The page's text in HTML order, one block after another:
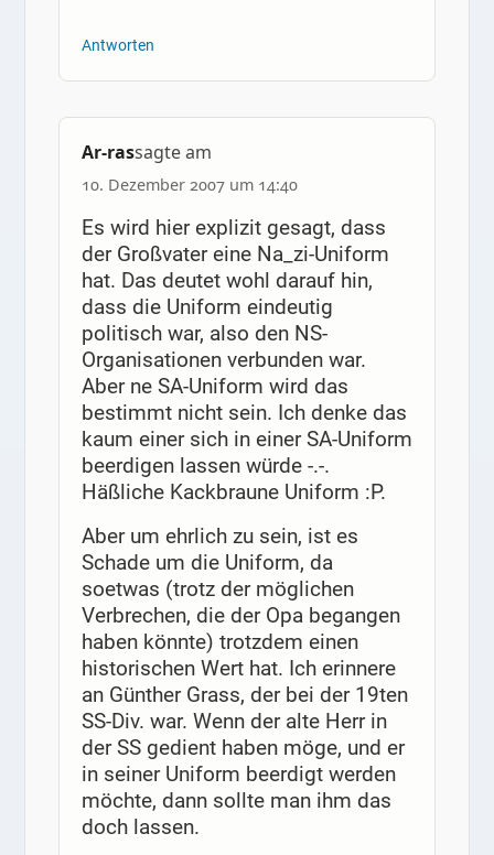
Antworten
Ar-rassagte am
10. Dezember 2007 um 14:40
Es wird hier explizit gesagt, dass
der Großvater eine Na_zi-Uniform
hat. Das deutet wohl darauf hin,
dass die Uniform eindeutig
politisch war, also den NS-
Organisationen verbunden war.
Aber ne SA-Uniform wird das
bestimmt nicht sein. Ich denke das
kaum einer sich in einer SA-Uniform
beerdigen lassen würde -.-.
Häßliche Kackbraune Uniform :P.
Aber um ehrlich zu sein, ist es
Schade um die Uniform, da
soetwas (trotz der möglichen
Verbrechen, die der Opa begangen
haben könnte) trotzdem einen
historischen Wert hat. Ich erinnere
an Günther Grass, der bei der 19ten
SS-Div. war. Wenn der alte Herr in
der SS gedient haben möge, und er
in seiner Uniform beerdigt werden
möchte, dann sollte man ihm das
doch lassen.